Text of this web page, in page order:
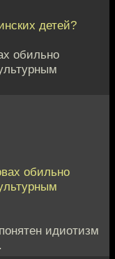
детей?
обильно
обильно
идиотизм